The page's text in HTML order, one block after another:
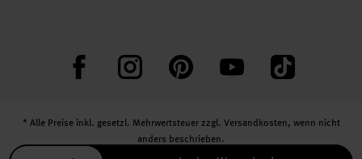
FacebookInstagram PinterestYouTube TikTok
* Alle Preise inkl. gesetzl. Mehrwertsteuer zzgl. Versandkosten, wenn nicht
anders beschrieben.
** Jede:r Abonnent:in erhält bei erstmaliger Anmeldung für unseren Newsletter